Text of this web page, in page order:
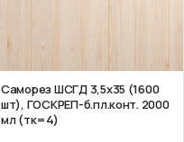
Саморез ШСГД 3,5х35 (1600
шт), ГОСКРЕП-б.пл.конт. 2000
мл (тк=4)